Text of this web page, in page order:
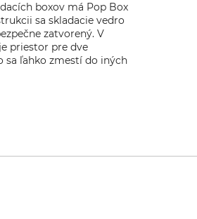
boxov má Pop Box
sa skladacie vedro
zatvorený. V
priestor pre dve
sa ľahko zmestí do iných